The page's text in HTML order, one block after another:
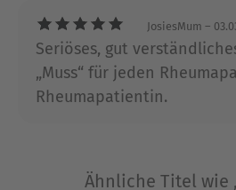
Immunologikum Hamburg,
Zentrum mit dem
und klinische Immunologie.
Ausblenden
JosiesMum –
Seriöses, gut
„Muss“ für jeden
Rheumapatientin.
Ähnliche Titel wie